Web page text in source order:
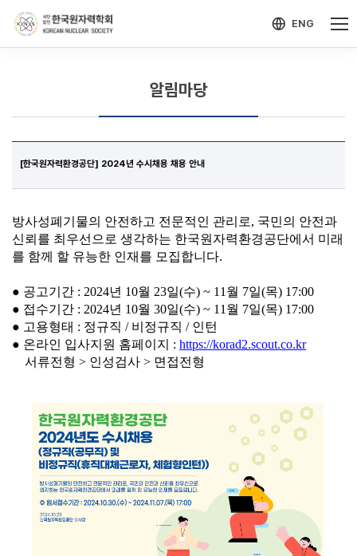
ENG
알림마당
[한국원자력환경공단] 2024년 수시채용 채용 안내
방사성폐기물의 안전하고 전문적인 관리로, 국민의 안전과
신뢰를 최우선으로 생각하는 한국원자력환경공단에서 미래
를 함께 할 유능한 인재를 모집합니다.
● 공고기간 : 2024년 10월 23일(수) ~ 11월 7일(목) 17:00
● 접수기간 : 2024년 10월 30일(수) ~ 11월 7일(목) 17:00
● 고용형태 : 정규직 / 비정규직 / 인턴
● 온라인 입사지원 홈페이지 : https://korad2.scout.co.kr
서류전형 > 인성검사 > 면접전형